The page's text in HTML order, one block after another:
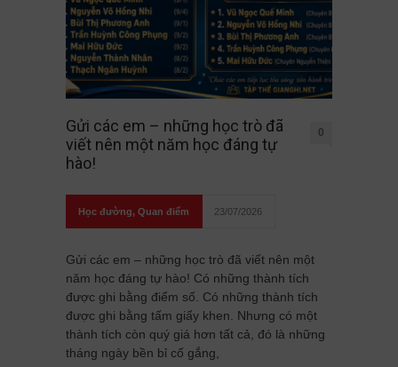
Gửi các em – những học trò đã
viết nên một năm học đáng tự
hào!
0
Học đường, Quan điểm 23/07/2026
Gửi các em – những học trò đã viết nên một
năm học đáng tự hào! Có những thành tích
được ghi bằng điểm số. Có những thành tích
được ghi bằng tấm giấy khen. Nhưng có một
thành tích còn quý giá hơn tất cả, đó là những
tháng ngày bền bỉ cố gắng,